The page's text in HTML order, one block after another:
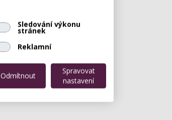
Sledování výkonu
stránek
Reklamní
Odmítnout
Spravovat
nastavení